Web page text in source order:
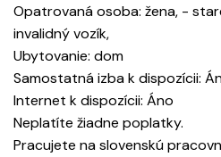
Opatrovaná osoba: žena, -
invalidný vozík,
Ubytovanie: dom
Samostatná izba k dispozícii:
Internet k dispozícii: Áno
Neplatíte žiadne poplatky.
Pracujete na slovenskú